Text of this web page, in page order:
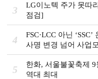
3
LG이노텍 주가 못따
점검]
4
FSC·LCC 아닌
사명 변경 넘어 사업
5
한화, 서울불꽃축제
역대 최대